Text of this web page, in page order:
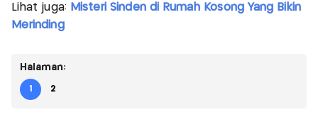
Lihat juga: Misteri Sinden di Rumah Kosong Yang Bikin
Merinding
Halaman:
1 2